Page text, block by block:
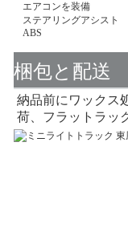
エアコンを装備
ステアリングアシスト
ABS
梱包と配送
納品前にワックス
荷、フラットラッ